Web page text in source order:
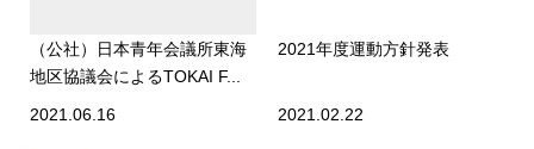
（公社）日本青年会議所東海
地区協議会によるTOKAI F...
2021.06.16
2021年度運動方針発表
2021.02.22